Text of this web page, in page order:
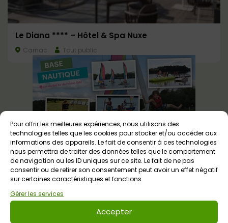
Pour offrir les meilleures expériences, nous utilisons des
technologies telles que les cookies pour stocker et/ou accéder aux
informations des appareils. Le fait de consentir à ces technologies
nous permettra de traiter des données telles que le comportement
de navigation ou les ID uniques sur ce site. Le fait de ne pas
consentir ou de retirer son consentement peut avoir un effet négatif
sur certaines caractéristiques et fonctions.
Gérer les services
Accepter
Le Diana **** – Hôtel & Spa Nuxe
Carnac Tout public
Autres lieux de sorties